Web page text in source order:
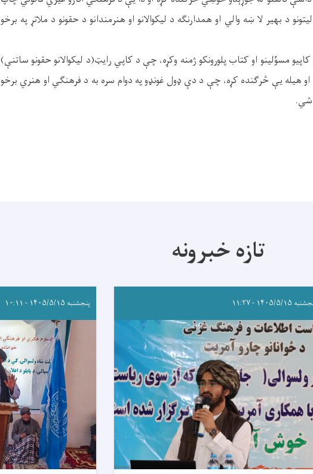
د بهیر لا ښه والي او همدارنګه د لیکوالانو او هنرمندانو د حقونو د ملاتړ په برخو
مسؤلینو او کتاب پلورونکو ژمنه وکړه، چې د کاپي رایټ(د لیکوالانو حقونو ساتنې)
هیله یې څرګنده کړه، چې د دې ډول غونډو په دوام سره به د فرهنګي او هنري برخو
شي.
تازه خبرونه
۱۴۰۵/۵/۱۵ - ۱۱:۲۷ پنجشنبه ۱۴۰۵/۵/۱۵ - ۱۰:۱۱